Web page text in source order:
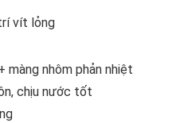
vít lỏng
màng nhôm phản nhiệt
chịu nước tốt